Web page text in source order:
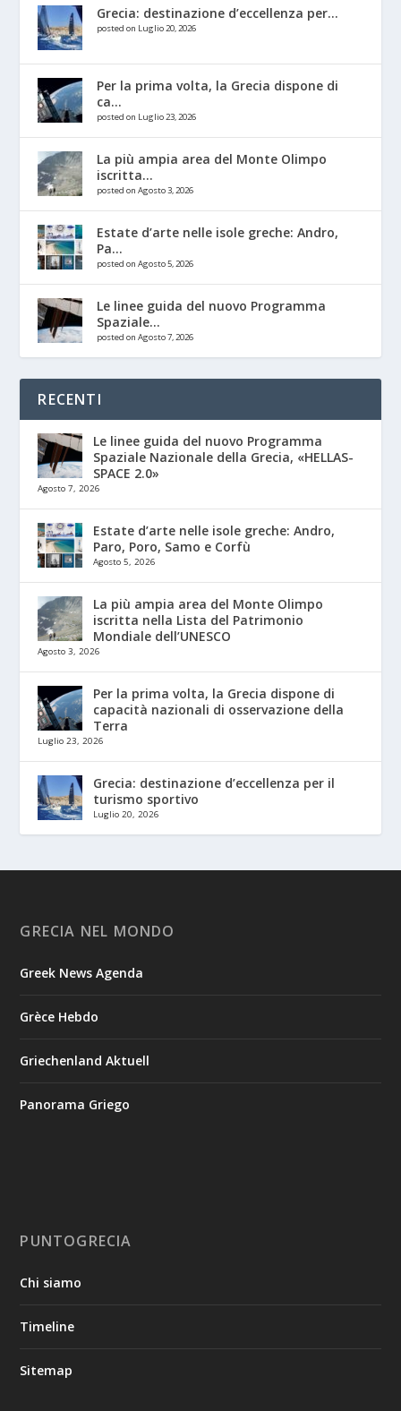
Grecia: destinazione d’eccellenza per...
posted on Luglio 20, 2026
Per la prima volta, la Grecia dispone di
ca...
posted on Luglio 23, 2026
La più ampia area del Monte Olimpo
iscritta...
posted on Agosto 3, 2026
Estate d’arte nelle isole greche: Andro,
Pa...
posted on Agosto 5, 2026
Le linee guida del nuovo Programma
Spaziale...
posted on Agosto 7, 2026
RECENTI
Le linee guida del nuovo Programma
Spaziale Nazionale della Grecia, «HELLAS-
SPACE 2.0»
Agosto 7, 2026
Estate d’arte nelle isole greche: Andro,
Paro, Poro, Samo e Corfù
Agosto 5, 2026
La più ampia area del Monte Olimpo
iscritta nella Lista del Patrimonio
Mondiale dell’UNESCO
Agosto 3, 2026
Per la prima volta, la Grecia dispone di
capacità nazionali di osservazione della
Terra
Luglio 23, 2026
Grecia: destinazione d’eccellenza per il
turismo sportivo
Luglio 20, 2026
GRECIA NEL MONDO
Greek News Agenda
Grèce Hebdo
Griechenland Aktuell
Panorama Griego
PUNTOGRECIA
Chi siamo
Timeline
Sitemap